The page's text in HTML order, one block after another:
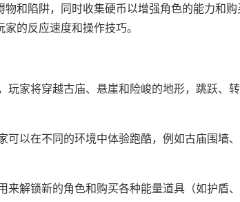
和陷阱，同时收集硬币以增强角色的能力和
的反应速度和操作技巧。
家将穿越古庙、悬崖和险峻的地形，跳跃、
以在不同的环境中体验跑酷，例如古庙围墙
解锁新的角色和购买各种能量道具（如护盾